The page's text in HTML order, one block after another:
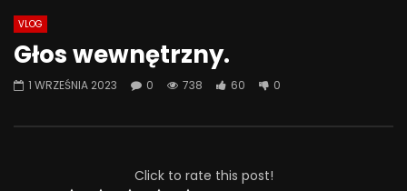
3 PAŹDZIERNIKA 2025
konfliktu – Paulina
0
2.3K 49
VLOG
Głos wewnętrzny.
1 WRZEŚNIA 2023 0 738 60 0
Click to rate this post!